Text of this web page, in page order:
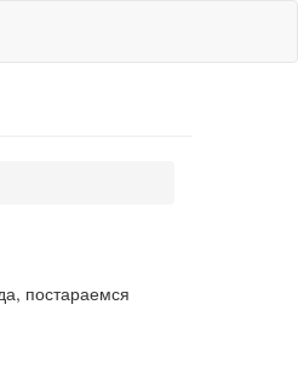
постараемся